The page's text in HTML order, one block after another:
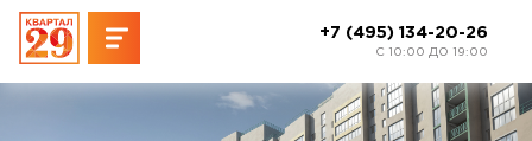
+7 (495) 134-20-26
C 10:00 ДО 19:00